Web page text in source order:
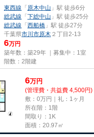
東西線 「原木中山 」駅 徒歩6分
総武線 「下総中山 」駅 徒歩25分
総武線 「西船橋 」駅 徒歩27分
千葉県市川市原木 ２丁目2-13
6万円
築年数：築29年 ｜募集中： 1室
階数：2階建
6万円
(管理費・共益費 4,500円)
敷：0万円｜礼：1ヶ月
所在階：1階
間取り：1K
面積：20.97㎡